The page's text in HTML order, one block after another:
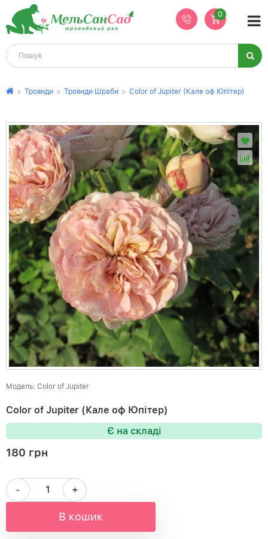
0
> Троянди > Троянди Шраби > Color of Jupiter (Кале оф Юпітер)
Модель: Color of Jupiter
Color of Jupiter (Кале оф Юпітер)
Є на складі
180 грн
В кошик
- +